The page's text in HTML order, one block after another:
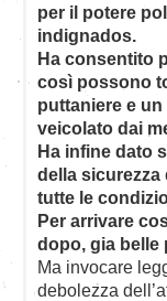
per il potere
indignados.
Ha consentito
così possono
puttaniere e
veicolato dai
Ha infine dato
della sicurezza
tutte le
Per arrivare
dopo, gia belle
Ma invocare
debolezza